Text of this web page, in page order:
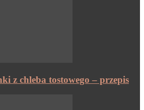
z chleba tostowego – przepis